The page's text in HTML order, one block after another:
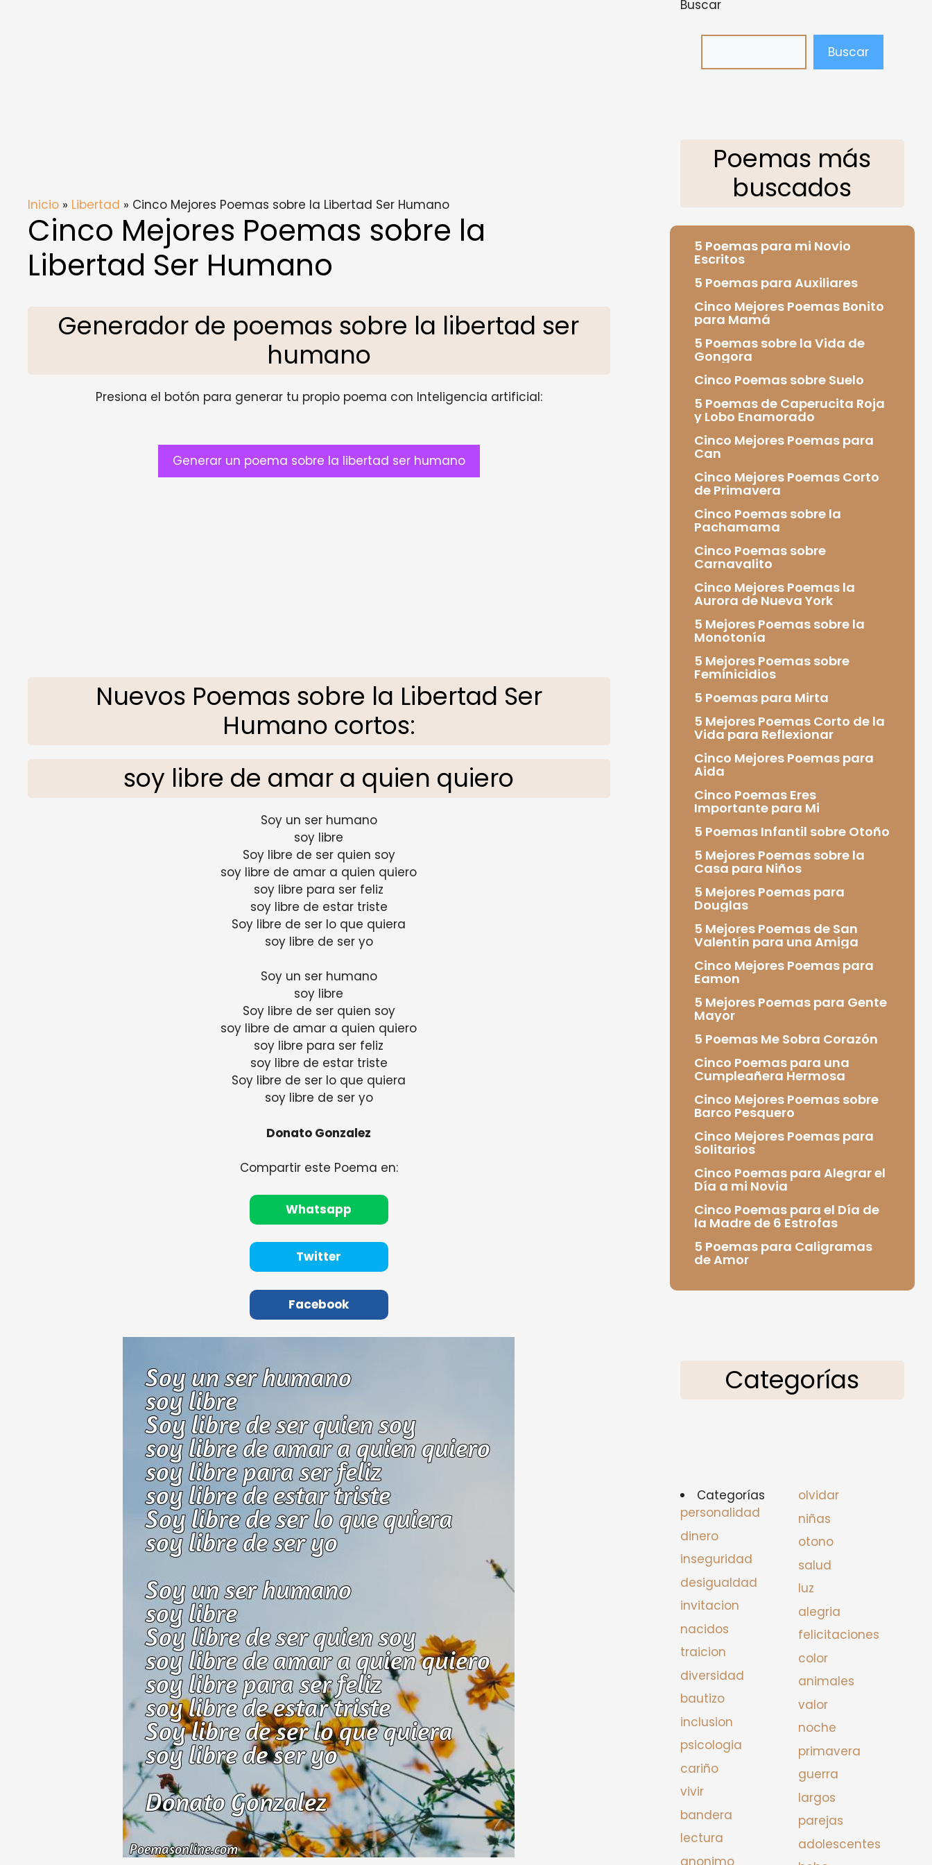
Inicio » Libertad » Cinco Mejores Poemas sobre la Libertad Ser Humano
Cinco Mejores Poemas sobre la
Libertad Ser Humano
Generador de poemas sobre la libertad ser
humano
Presiona el botón para generar tu propio poema con Inteligencia artificial:
Generar un poema sobre la libertad ser humano
Nuevos Poemas sobre la Libertad Ser
Humano cortos:
soy libre de amar a quien quiero
Soy un ser humano
soy libre
Soy libre de ser quien soy
soy libre de amar a quien quiero
soy libre para ser feliz
soy libre de estar triste
Soy libre de ser lo que quiera
soy libre de ser yo
Soy un ser humano
soy libre
Soy libre de ser quien soy
soy libre de amar a quien quiero
soy libre para ser feliz
soy libre de estar triste
Soy libre de ser lo que quiera
soy libre de ser yo
Donato Gonzalez
Compartir este Poema en:
Whatsapp
Twitter
Facebook
Buscar
Buscar
Poemas más
buscados
5 Poemas para mi Novio
Escritos
5 Poemas para Auxiliares
Cinco Mejores Poemas Bonito
para Mamá
5 Poemas sobre la Vida de
Gongora
Cinco Poemas sobre Suelo
5 Poemas de Caperucita Roja
y Lobo Enamorado
Cinco Mejores Poemas para
Can
Cinco Mejores Poemas Corto
de Primavera
Cinco Poemas sobre la
Pachamama
Cinco Poemas sobre
Carnavalito
Cinco Mejores Poemas la
Aurora de Nueva York
5 Mejores Poemas sobre la
Monotonía
5 Mejores Poemas sobre
Feminicidios
5 Poemas para Mirta
5 Mejores Poemas Corto de la
Vida para Reflexionar
Cinco Mejores Poemas para
Aida
Cinco Poemas Eres
Importante para Mi
5 Poemas Infantil sobre Otoño
5 Mejores Poemas sobre la
Casa para Niños
5 Mejores Poemas para
Douglas
5 Mejores Poemas de San
Valentín para una Amiga
Cinco Mejores Poemas para
Eamon
5 Mejores Poemas para Gente
Mayor
5 Poemas Me Sobra Corazón
Cinco Poemas para una
Cumpleañera Hermosa
Cinco Mejores Poemas sobre
Barco Pesquero
Cinco Mejores Poemas para
Solitarios
Cinco Poemas para Alegrar el
Día a mi Novia
Cinco Poemas para el Día de
la Madre de 6 Estrofas
5 Poemas para Caligramas
de Amor
Categorías
Categorías
personalidad
dinero
inseguridad
desigualdad
invitacion
nacidos
traicion
diversidad
bautizo
inclusion
psicologia
cariño
vivir
bandera
lectura
anonimo
olvidar
niñas
otono
salud
luz
alegria
felicitaciones
color
animales
valor
noche
primavera
guerra
largos
parejas
adolescentes